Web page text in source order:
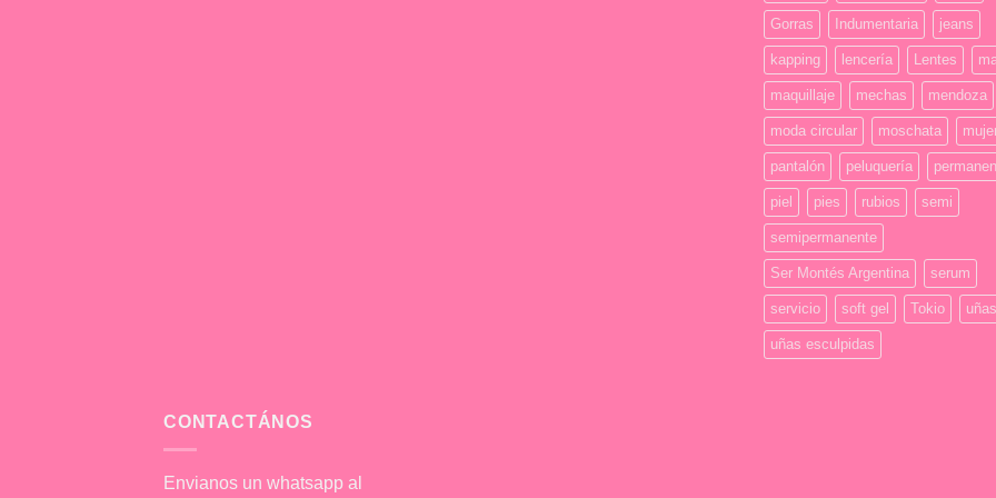
Gorras Indumentaria jeans
kapping lencería Lentes
maquillaje mechas mendoza
moda circular moschata
pantalón peluquería
piel pies rubios semi
semipermanente
Ser Montés Argentina serum
servicio soft gel Tokio uñas
uñas esculpidas
CONTACTÁNOS
Envianos un whatsapp al